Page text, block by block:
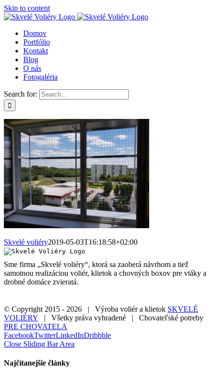
Skip to content
Domov
Portfólio
Kontakt
Blog
O nás
Fotogaléria
Search for:
Skvelé voliéry2019-05-03T16:18:58+02:00
Sme firma „Skvelé voliéry“, ktorá sa zaoberá návrhom a tiež
samotnou realizáciou voliér, klietok a chovných boxov pre vtáky a
drobné domáce zvieratá.
© Copyright 2015 - 2026 | Výroba voliér a klietok SKVELÉ
VOLIÉRY | Všetky práva vyhradené | Chovateľské potreby
PRE CHOVATELA
FacebookTwitterLinkedInDribbble
Close Sliding Bar Area
Najčítanejšie články